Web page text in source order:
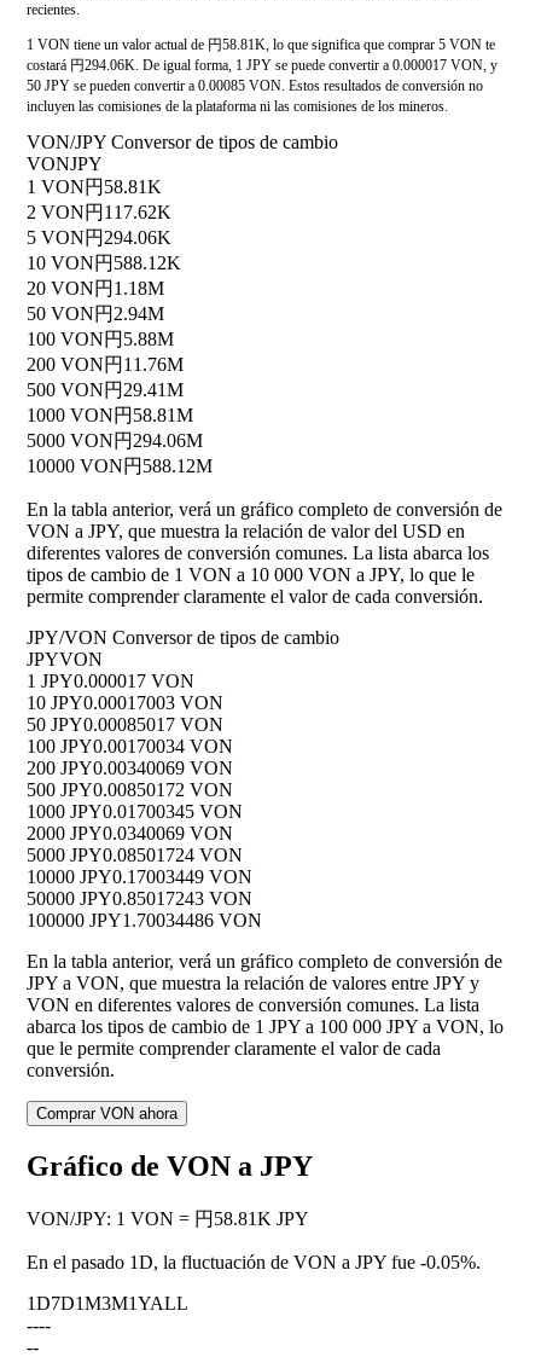
recientes.
1 VON tiene un valor actual de 円58.81K, lo que significa que comprar 5 VON te
costará 円294.06K. De igual forma, 1 JPY se puede convertir a 0.000017 VON, y
50 JPY se pueden convertir a 0.00085 VON. Estos resultados de conversión no
incluyen las comisiones de la plataforma ni las comisiones de los mineros.
VON/JPY Conversor de tipos de cambio
VONJPY
1 VON円58.81K
2 VON円117.62K
5 VON円294.06K
10 VON円588.12K
20 VON円1.18M
50 VON円2.94M
100 VON円5.88M
200 VON円11.76M
500 VON円29.41M
1000 VON円58.81M
5000 VON円294.06M
10000 VON円588.12M
En la tabla anterior, verá un gráfico completo de conversión de
VON a JPY, que muestra la relación de valor del USD en
diferentes valores de conversión comunes. La lista abarca los
tipos de cambio de 1 VON a 10 000 VON a JPY, lo que le
permite comprender claramente el valor de cada conversión.
JPY/VON Conversor de tipos de cambio
JPYVON
1 JPY0.000017 VON
10 JPY0.00017003 VON
50 JPY0.00085017 VON
100 JPY0.00170034 VON
200 JPY0.00340069 VON
500 JPY0.00850172 VON
1000 JPY0.01700345 VON
2000 JPY0.0340069 VON
5000 JPY0.08501724 VON
10000 JPY0.17003449 VON
50000 JPY0.85017243 VON
100000 JPY1.70034486 VON
En la tabla anterior, verá un gráfico completo de conversión de
JPY a VON, que muestra la relación de valores entre JPY y
VON en diferentes valores de conversión comunes. La lista
abarca los tipos de cambio de 1 JPY a 100 000 JPY a VON, lo
que le permite comprender claramente el valor de cada
conversión.
Comprar VON ahora
Gráfico de VON a JPY
VON/JPY: 1 VON = 円58.81K JPY
En el pasado 1D, la fluctuación de VON a JPY fue -0.05%.
1D7D1M3M1YALL
----
--